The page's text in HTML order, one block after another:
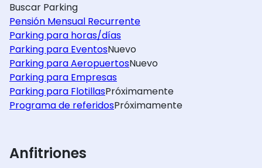
Buscar Parking
Pensión Mensual Recurrente
Parking para horas/días
Parking para EventosNuevo
Parking para AeropuertosNuevo
Parking para Empresas
Parking para FlotillasPróximamente
Programa de referidosPróximamente
Anfitriones